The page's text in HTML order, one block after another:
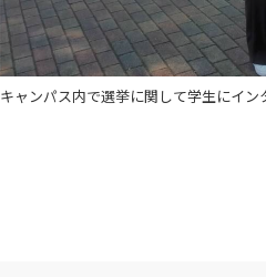
キャンパス内で選挙に関して学生にイン